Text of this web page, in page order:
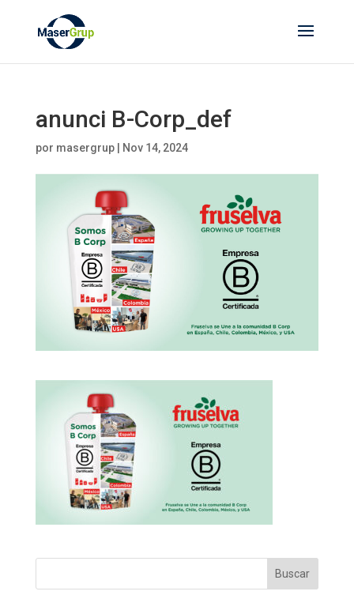
anunci B-Corp_def
por masergrup| Nov 14, 2024
Buscar